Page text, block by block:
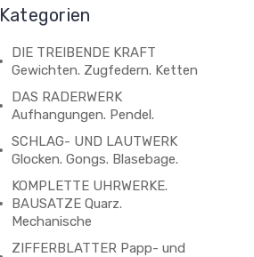
Kategorien
DIE TREIBENDE KRAFT
Gewichten. Zugfedern. Ketten
DAS RADERWERK
Aufhangungen. Pendel.
SCHLAG- UND LAUTWERK
Glocken. Gongs. Blasebage.
KOMPLETTE UHRWERKE.
BAUSATZE Quarz.
Mechanische
ZIFFERBLATTER Papp- und